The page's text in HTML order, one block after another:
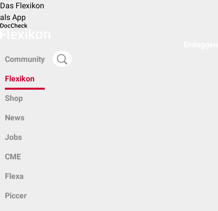
Das Flexikon
als App
Community
Flexikon
Shop
News
Jobs
CME
Flexa
Piccer